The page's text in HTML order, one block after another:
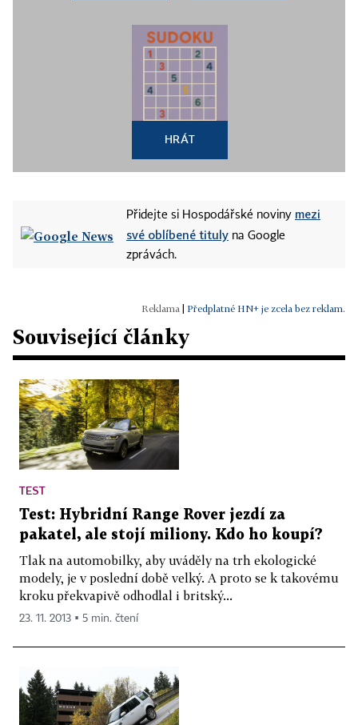
HRÁT
Přidejte si Hospodářské noviny mezi
své oblíbené tituly na Google
zprávách.
Předplatné HN+ je zcela bez reklam.
Související články
TEST
Test: Hybridní Range Rover jezdí za
pakatel, ale stojí miliony. Kdo ho koupí?
Tlak na automobilky, aby uváděly na trh ekologické
modely, je v poslední době velký. A proto se k takovému
kroku překvapivě odhodlal i britský...
23. 11. 2013 ▪ 5 min. čtení